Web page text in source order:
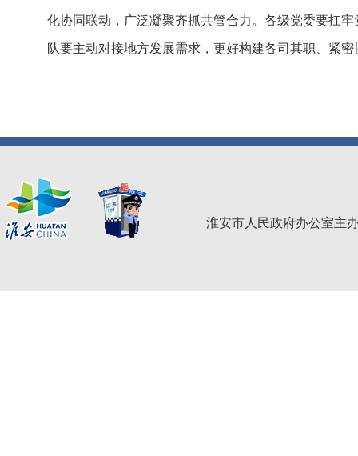
化协同联动，广泛凝聚齐抓共管合力。各级党委要扛
队要主动对接地方发展需求，更好构建各司其职、紧
淮安市人民政府办公室主